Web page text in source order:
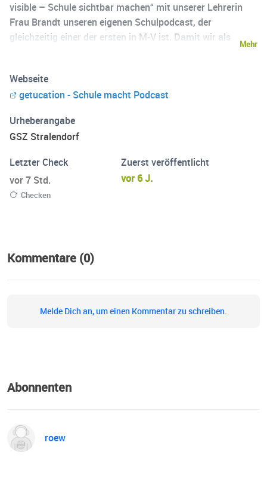
visible – Schule sichtbar machen“ mit unserer Lehrerin
Frau Brandt unseren eigenen Schulpodcast, der
gleichzeitig einer der ersten in M-V ist. Damit wir als
unserer Schulleitung sehr am Herzen, die Schule
weiterzubringen. Und damit ihr mitbekommt, was bei uns
Schritt für Schritt entwickelt. Vielleicht dienen unsere
Ideen anderen Schulen als Inspiration.
Mehr
Webseite
getucation - Schule macht Podcast
Urheberangabe
GSZ Stralendorf
Letzter Check
vor 7 Std.
Checken
Zuerst veröffentlicht
vor 6 J.
Kommentare (0)
Melde Dich an, um einen Kommentar zu schreiben.
Abonnenten
roew